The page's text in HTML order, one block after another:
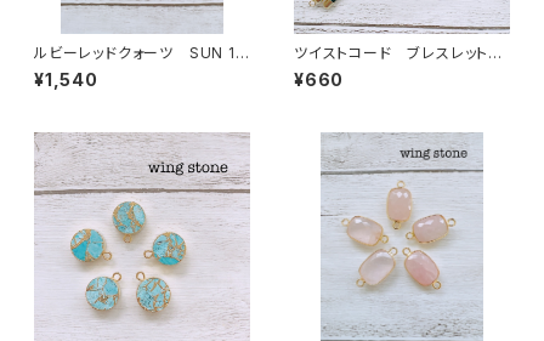
ルビーレッドクォーツ SUN 1カ
ン
¥1,540
ツイストコード ブレスレット
紐 ブラック
¥660